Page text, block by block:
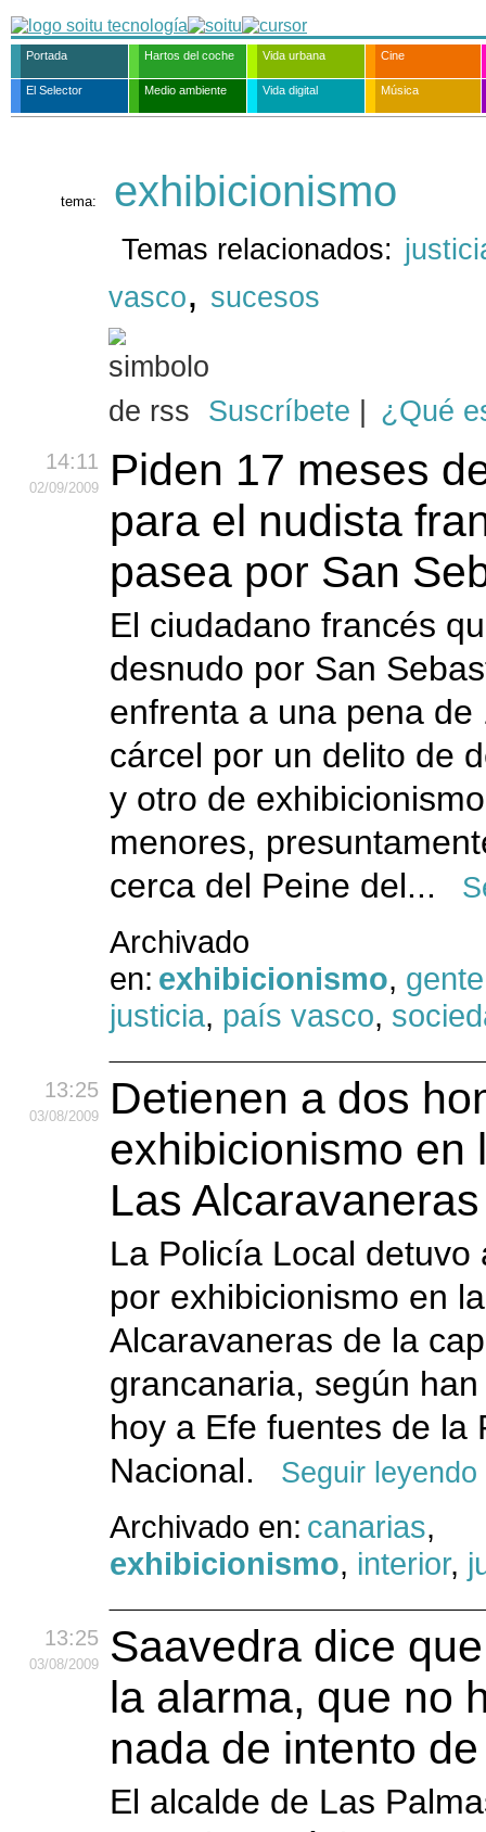
Portada Hartos del coche Vida urbana Cine
El Selector Medio ambiente Vida digital Música
tema: exhibicionismo
Temas relacionados:
vasco, sucesos
Suscríbete ¿Qué
14:11
02/09/2009
Piden 17 meses
para el nudista
pasea por San
El ciudadano francés
desnudo por San
enfrenta a una pena de
cárcel por un delito de
y otro de
menores,
cerca del Peine del...
Archivado
en: exhibicionismo, gente
justicia, país vasco,
13:25
03/08/2009
Detienen a dos
exhibicionismo en
Las Alcaravaneras
La Policía Local detuvo
por exhibicionismo en
Alcaravaneras de la
grancanaria, según
hoy a Efe fuentes de la
Nacional.
Seguir leyendo
Archivado en: canarias,
exhibicionismo, interior,
13:25
03/08/2009
Saavedra dice
la alarma, que no
nada de intento
El alcalde de Las